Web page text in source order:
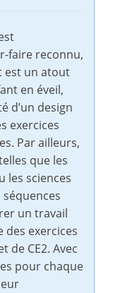
faire reconnu,
est un atout
en éveil,
d’un design
exercices
Par ailleurs,
que les
les sciences
un travail
des exercices
de CE2. Avec
pour chaque